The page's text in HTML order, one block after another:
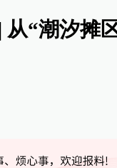
从“潮汐摊